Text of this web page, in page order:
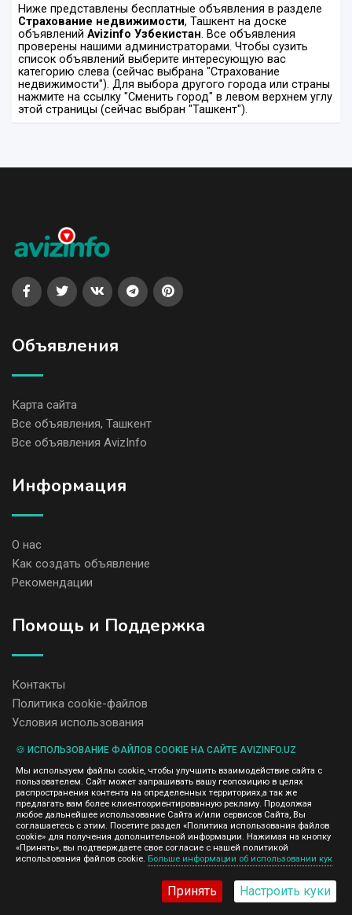
Ниже представлены бесплатные объявления в разделе
Страхование недвижимости, Ташкент на доске
объявлений Avizinfo Узбекистан. Все объявления
проверены нашими администраторами. Чтобы сузить
список объявлений выберите интересующую вас
категорию слева (сейчас выбрана "Страхование
недвижимости"). Для выбора другого города или страны
нажмите на ссылку "Сменить город" в левом верхнем углу
этой страницы (сейчас выбран "Ташкент").
Объявления
Карта сайта
Все объявления, Ташкент
Все объявления AvizInfo
Информация
О нас
Как создать объявление
Рекомендации
Помощь и Поддержка
Контакты
Политика cookie-файлов
Условия использования
содержание размещенных объявлений.
Мы ценим конфиденциальность наших пользователей. Мы не
передаем и не продаем личную информацию зарегистрированных
пользователей AvizInfo.uz третьим лицам. Мы не отвечаем за
правила конфиденциальности сайтов на которые ссылается
AvizInfo.uz. На некоторых страницах нашего сайта представлена
реклама Google Adsense Advertising Network. Чтобы узнать
подробней о правилах конфиденциальности Googleнажмите тут
🍪 ИСПОЛЬЗОВАНИЕ ФАЙЛОВ COOKIE НА САЙТЕ AVIZINFO.UZ
Мы используем файлы cookie, чтобы улучшить взаимодействие сайта с
пользователем. Сайт может запрашивать вашу геопозицию в целях
распространения контента на определенных территориях,а так же
предлагать вам более клиентоориентированную рекламу. Продолжая
любое дальнейшее использование Сайта и/или сервисов Сайта, Вы
соглашаетесь с этим. Посетите раздел «Политика использования файлов
cookie» для получения дополнительной информации. Нажимая на кнопку
«Принять», вы подтверждаете свое согласие с нашей политикой
использования файлов cookie. Больше информации об использовании кук
Принять Настроить куки